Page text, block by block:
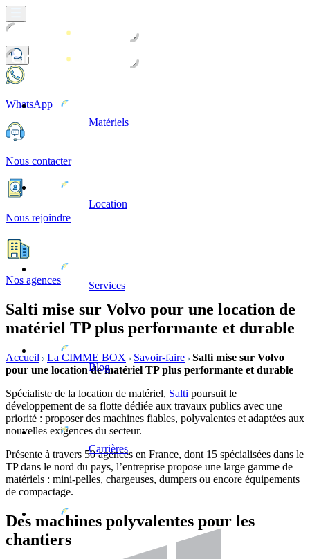
Matériels
Location
Services
Blog
Carrières
WhatsApp
Nous contacter
Nous rejoindre
Nos agences
Salti mise sur Volvo pour une location de
matériel TP plus performante et durable
Accueil La CIMME BOX Savoir-faire
Salti mise sur Volvo
pour une location de matériel TP plus performante et durable
Spécialiste de la location de matériel, Salti poursuit le
développement de sa flotte dédiée aux travaux publics avec une
priorité : proposer des machines fiables, polyvalentes et adaptées aux
nouvelles exigences du secteur.
Présente à travers 50 agences en France, dont 15 spécialisées dans le
TP dans le nord du pays, l’entreprise propose une large gamme de
matériels : mini-pelles, chargeuses, dumpers ou encore équipements
de compactage.
Des machines polyvalentes pour les
chantiers